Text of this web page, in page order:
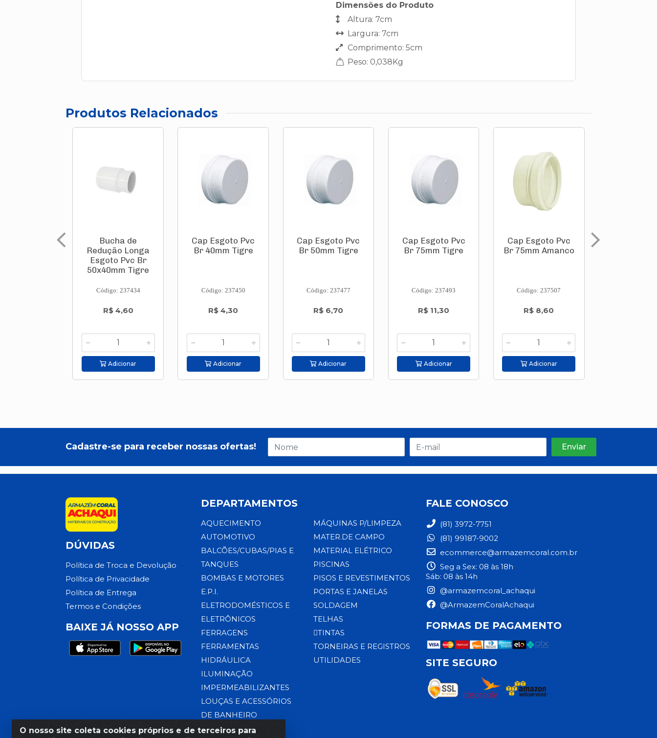
Dimensões do Produto
Altura: 7cm
Largura: 7cm
Comprimento: 5cm
Peso: 0,038Kg
Produtos Relacionados
Bucha de
Redução Longa
Esgoto Pvc Br
50x40mm Tigre
Código: 237434
R$ 4,60
Adicionar
Cap Esgoto Pvc
Br 40mm Tigre
Código: 237450
R$ 4,30
Adicionar
Cap Esgoto Pvc
Br 50mm Tigre
Código: 237477
R$ 6,70
Adicionar
Cap Esgoto Pvc
Br 75mm Tigre
Código: 237493
R$ 11,30
Adicionar
Cap Esgoto Pvc
Br 75mm Amanco
Código: 237507
R$ 8,60
Adicionar
O nosso site coleta cookies próprios e de terceiros para
Cadastre-se para receber nossas ofertas!
DÚVIDAS
Política de Troca e Devolução
Política de Privacidade
Política de Entrega
Termos e Condições
BAIXE JÁ NOSSO APP
DEPARTAMENTOS
AQUECIMENTO
AUTOMOTIVO
BALCÕES/CUBAS/PIAS E
TANQUES
BOMBAS E MOTORES
E.P.I.
ELETRODOMÉSTICOS E
ELETRÔNICOS
FERRAGENS
FERRAMENTAS
HIDRÁULICA
ILUMINAÇÃO
IMPERMEABILIZANTES
LOUÇAS E ACESSÓRIOS
DE BANHEIRO
MÁQUINAS P/LIMPEZA
MATER.DE CAMPO
MATERIAL ELÉTRICO
PISCINAS
PISOS E REVESTIMENTOS
PORTAS E JANELAS
SOLDAGEM
TELHAS
TINTAS
TORNEIRAS E REGISTROS
UTILIDADES
FALE CONOSCO
(81) 3972-7751
(81) 99187-9002
ecommerce@armazemcoral.com.br
Seg a Sex: 08 às 18h
Sáb: 08 às 14h
@armazemcoral_achaqui
@ArmazemCoralAchaqui
FORMAS DE PAGAMENTO
SITE SEGURO